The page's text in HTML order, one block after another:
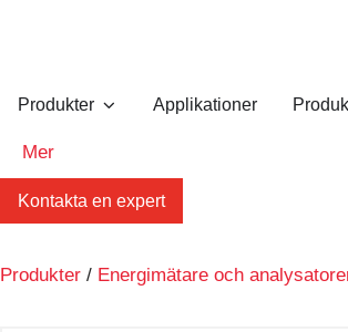
Produkter Applikationer
Mer
Kontakta en expert
Produkter / Energimätare och